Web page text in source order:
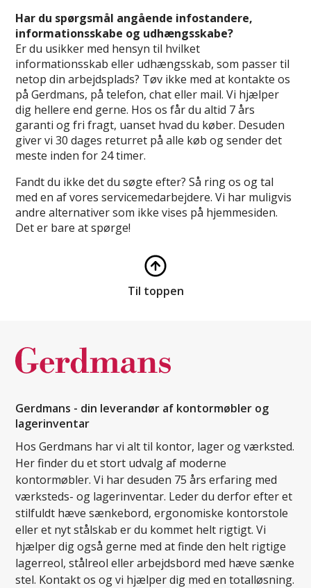
Har du spørgsmål angående infostandere,
informationsskabe og udhængsskabe?
Er du usikker med hensyn til hvilket
informationsskab eller udhængsskab, som passer til
netop din arbejdsplads? Tøv ikke med at kontakte os
på Gerdmans, på telefon, chat eller mail. Vi hjælper
dig hellere end gerne. Hos os får du altid 7 års
garanti og fri fragt, uanset hvad du køber. Desuden
giver vi 30 dages returret på alle køb og sender det
meste inden for 24 timer.
Fandt du ikke det du søgte efter? Så ring os og tal
med en af vores servicemedarbejdere. Vi har muligvis
andre alternativer som ikke vises på hjemmesiden.
Det er bare at spørge!
Til toppen
Gerdmans - din leverandør af kontormøbler og
lagerinventar
Hos Gerdmans har vi alt til kontor, lager og værksted.
Her finder du et stort udvalg af moderne
kontormøbler. Vi har desuden 75 års erfaring med
værksteds- og lagerinventar. Leder du derfor efter et
stilfuldt hæve sænkebord, ergonomiske kontorstole
eller et nyt stålskab er du kommet helt rigtigt. Vi
hjælper dig også gerne med at finde den helt rigtige
lagerreol, stålreol eller arbejdsbord med hæve sænke
stel. Kontakt os og vi hjælper dig med en totalløsning.